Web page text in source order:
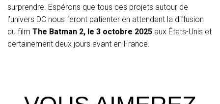
surprendre. Espérons que tous ces projets autour de
l’univers DC nous feront patienter en attendant la diffusion
du film The Batman 2, le 3 octobre 2025 aux États-Unis et
certainement deux jours avant en France.